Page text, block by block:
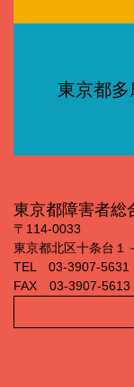
東京都
東京都障害者総
〒114‐0033
東京都北区十条台１
TEL 03‐3907‐5631
FAX 03‐3907‐5613